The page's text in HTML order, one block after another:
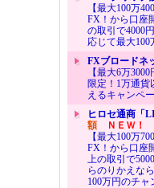
【最大100万
FX！から口座
の取引で4000
応じて最大100
FXブロードネ
【最大6万
限定！1万通貨
えるキャンペ
ヒロセ通商「
額ＮＥＷ！
【最大100万
FX！から口座
上の取引で
らのりかえな
100万円のチャ